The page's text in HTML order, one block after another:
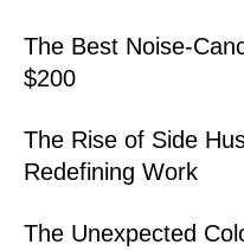
The Best Noise-
$200
The Rise of Side
Redefining Work
The Unexpected